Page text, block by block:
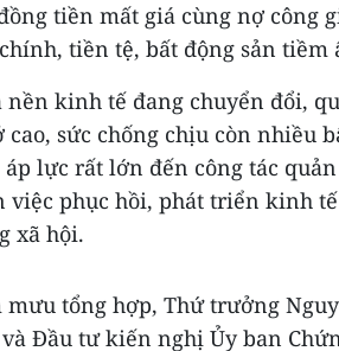
tiền mất giá cùng nợ công
tiền tệ, bất động sản tiềm
kinh tế đang chuyển đổi,
sức chống chịu còn nhiều
lực rất lớn đến công tác
việc phục hồi, phát triển kinh
xã hội.
tổng hợp, Thứ trưởng
Đầu tư kiến nghị Ủy ban